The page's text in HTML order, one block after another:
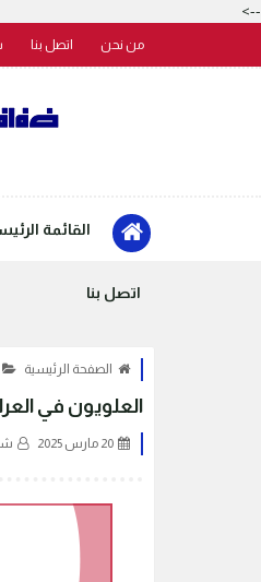
-->
من نحن اتصل بنا
القائمة
اتصل بنا
الصفحة الرئيسية
العلويون في
20 مارس 2025